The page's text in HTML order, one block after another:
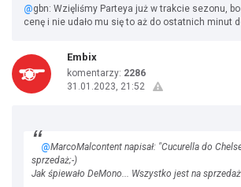
@gbn: Wzięliśmy Parteya już w trakcie sezonu, bo
cenę i nie udało mu się to aż do ostatnich minut
Embix
komentarzy: 2286
31.01.2023, 21:52
@MarcoMalcontent napisał: "Cucurella do
sprzedaż;-)
Jak śpiewało DeMono... Wszystko jest na